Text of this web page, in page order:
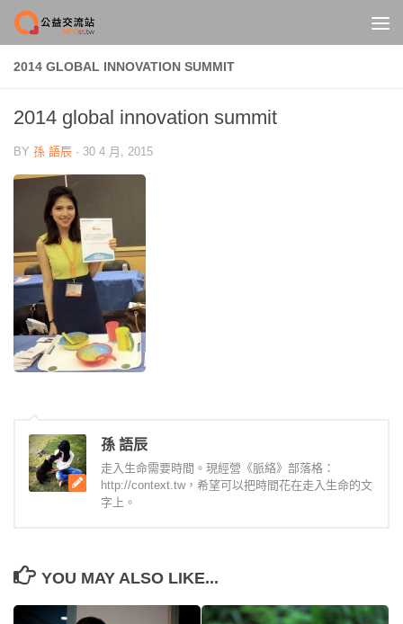
Skip to content
2014 GLOBAL INNOVATION SUMMIT
2014 global innovation summit
BY 孫 語辰 · 30 4 月, 2015
孫 語辰
走入生命需要時間。現經營《脈絡》部落格：
http://context.tw，希望可以把時間花在走入生命的文
字上。
YOU MAY ALSO LIKE...